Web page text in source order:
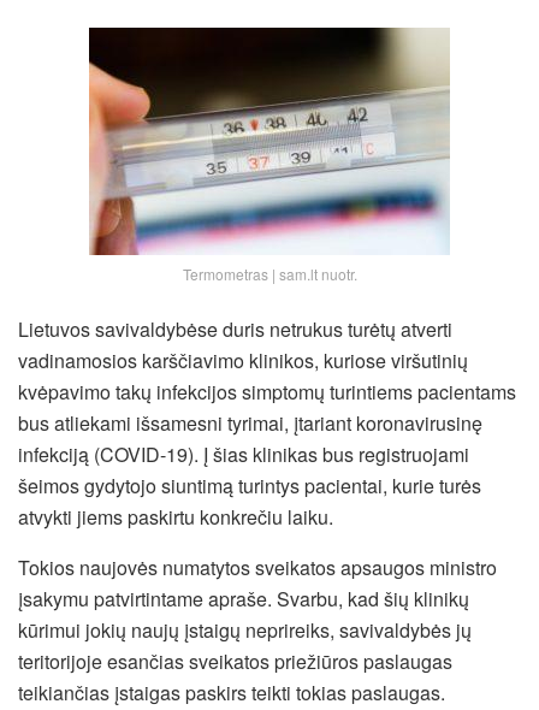
Termometras | sam.lt nuotr.
Lietuvos savivaldybėse duris netrukus turėtų atverti
vadinamosios karščiavimo klinikos, kuriose viršutinių
kvėpavimo takų infekcijos simptomų turintiems pacientams
bus atliekami išsamesni tyrimai, įtariant koronavirusinę
infekciją (COVID-19). Į šias klinikas bus registruojami
šeimos gydytojo siuntimą turintys pacientai, kurie turės
atvykti jiems paskirtu konkrečiu laiku.
Tokios naujovės numatytos sveikatos apsaugos ministro
įsakymu patvirtintame apraše. Svarbu, kad šių klinikų
kūrimui jokių naujų įstaigų neprireiks, savivaldybės jų
teritorijoje esančias sveikatos priežiūros paslaugas
teikiančias įstaigas paskirs teikti tokias paslaugas.